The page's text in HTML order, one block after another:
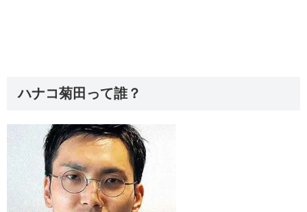
ハナコ菊田って誰？